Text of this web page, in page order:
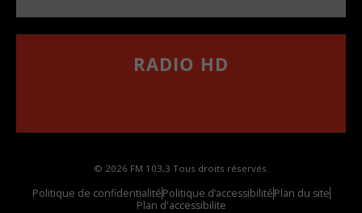
RADIO HD
© 2026 FM 103,3 Tous droits réservés.
Politique de confidentialitéPolitique d’accessibilitéPlan du site
Plan d'accessibilite